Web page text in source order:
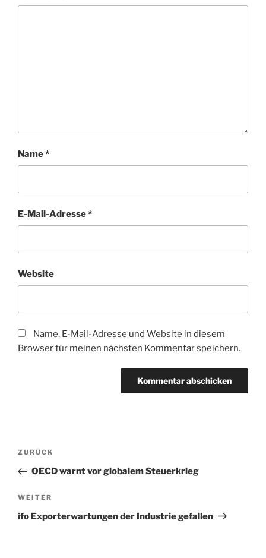
Name*
E-Mail-Adresse*
Website
Name, E-Mail-Adresse und Website in diesem
Browser für meinen nächsten Kommentar speichern.
Beitragsnavigation
Vorheriger
Beitrag
ZURÜCK
OECD warnt vor globalem Steuerkrieg
Nächster
Beitrag
WEITER
ifo Exporterwartungen der Industrie gefallen